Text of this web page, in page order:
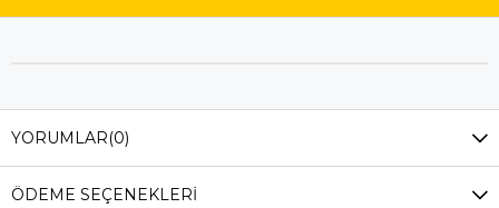
YORUMLAR(0)
ÖDEME SEÇENEKLERI